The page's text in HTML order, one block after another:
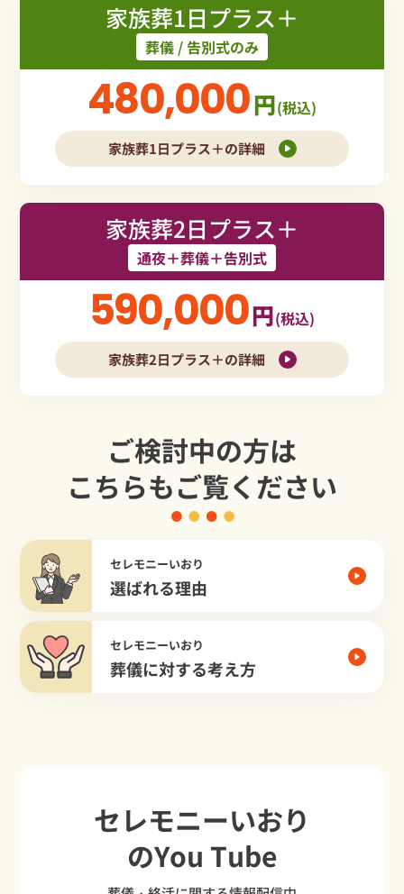
家族葬1日プラス＋
葬儀 / 告別式のみ
480,000円(税込)
家族葬1日プラス＋の詳細
家族葬2日プラス＋
通夜＋葬儀＋告別式
590,000円(税込)
家族葬2日プラス＋の詳細
ご検討中の方は
こちらもご覧ください
セレモニーいおり
選ばれる理由
セレモニーいおり
葬儀に対する考え方
セレモニーいおり
のYou Tube